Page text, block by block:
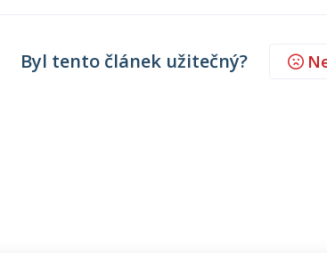
Byl tento článek užitečný?